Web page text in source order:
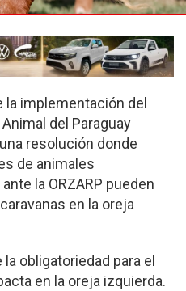
la implementación del
del Paraguay
resolución donde
de animales
la ORZARP pueden
en la oreja
obligatoriedad para el
en la oreja izquierda.